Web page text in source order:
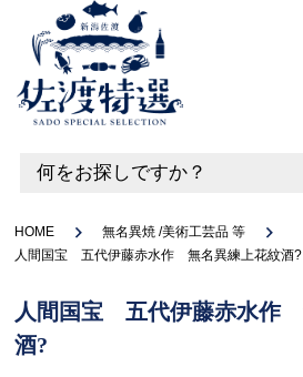
HOME
無名異焼 /美術工芸品 等
人間国宝 五代伊藤赤水作 無名異練上花紋酒?
人間国宝 五代伊藤赤水作
酒?